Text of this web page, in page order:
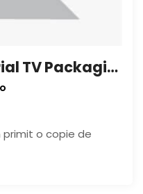
Batman: Totalul serial TV Packaging Photos
o copie de